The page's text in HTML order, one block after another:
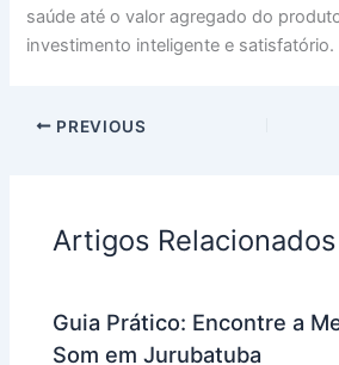
saúde até o valor agregado do
investimento inteligente e satisfatório.
PREVIOUS
Artigos Relacionados
Guia Prático: Encontre a
Som em Jurubatuba